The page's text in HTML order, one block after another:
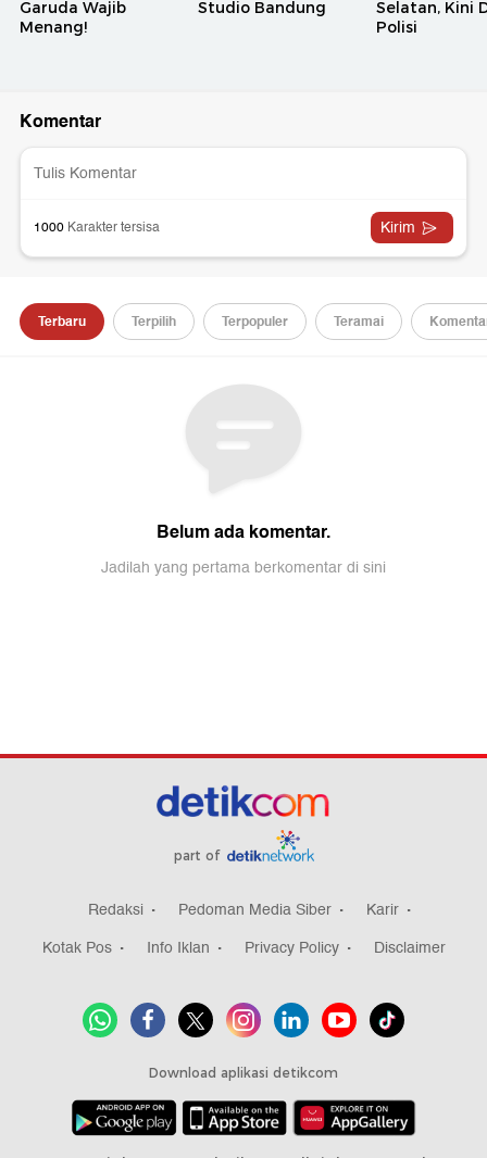
Garuda Wajib
Menang!
Studio Bandung
Selatan, Kini
Polisi
part of
Redaksi Pedoman Media Siber
Karir
Kotak Pos
Info Iklan Privacy Policy Disclaimer
Download aplikasi detikcom